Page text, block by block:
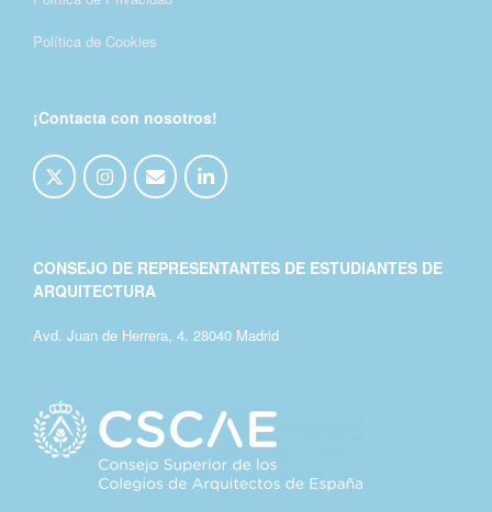
Política de Cookies
¡Contacta con nosotros!
CONSEJO DE REPRESENTANTES DE ESTUDIANTES DE
ARQUITECTURA
Avd. Juan de Herrera, 4. 28040 Madrid